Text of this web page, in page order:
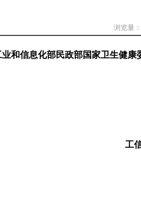
浏览量
业和信息化部民政部国家卫生健
工